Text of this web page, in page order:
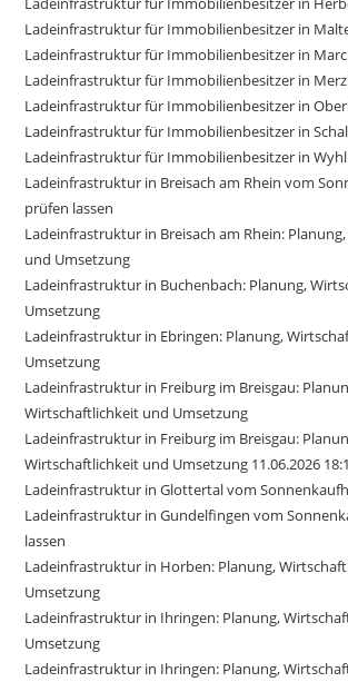
Ladeinfrastruktur für Immobilienbesitzer in
Ladeinfrastruktur für Immobilienbesitzer in
Ladeinfrastruktur für Immobilienbesitzer in
Ladeinfrastruktur für Immobilienbesitzer in
Ladeinfrastruktur für Immobilienbesitzer in
Ladeinfrastruktur für Immobilienbesitzer in
Ladeinfrastruktur in Breisach am Rhein vom
prüfen lassen
Ladeinfrastruktur in Breisach am Rhein:
und Umsetzung
Ladeinfrastruktur in Buchenbach: Planung,
Umsetzung
Ladeinfrastruktur in Ebringen: Planung,
Umsetzung
Ladeinfrastruktur in Freiburg im Breisgau:
Wirtschaftlichkeit und Umsetzung
Ladeinfrastruktur in Freiburg im Breisgau:
Wirtschaftlichkeit und Umsetzung 11.06.2026
Ladeinfrastruktur in Glottertal vom
Ladeinfrastruktur in Gundelfingen vom
lassen
Ladeinfrastruktur in Horben: Planung,
Umsetzung
Ladeinfrastruktur in Ihringen: Planung,
Umsetzung
Ladeinfrastruktur in Ihringen: Planung,